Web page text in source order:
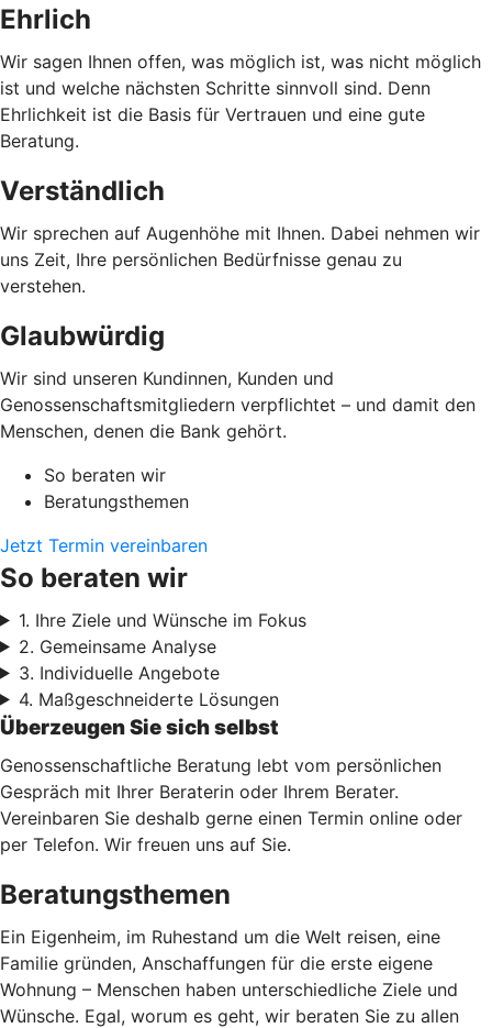
Ehrlich
Wir sagen Ihnen offen, was möglich ist, was nicht möglich
ist und welche nächsten Schritte sinnvoll sind. Denn
Ehrlichkeit ist die Basis für Vertrauen und eine gute
Beratung.
Verständlich
Wir sprechen auf Augenhöhe mit Ihnen. Dabei nehmen wir
uns Zeit, Ihre persönlichen Bedürfnisse genau zu
verstehen.
Glaubwürdig
Wir sind unseren Kundinnen, Kunden und
Genossenschaftsmitgliedern verpflichtet – und damit den
Menschen, denen die Bank gehört.
So beraten wir
Beratungsthemen
Jetzt Termin vereinbaren
So beraten wir
1. Ihre Ziele und Wünsche im Fokus
2. Gemeinsame Analyse
3. Individuelle Angebote
4. Maßgeschneiderte Lösungen
Überzeugen Sie sich selbst
Genossenschaftliche Beratung lebt vom persönlichen
Gespräch mit Ihrer Beraterin oder Ihrem Berater.
Vereinbaren Sie deshalb gerne einen Termin online oder
per Telefon. Wir freuen uns auf Sie.
Beratungsthemen
Ein Eigenheim, im Ruhestand um die Welt reisen, eine
Familie gründen, Anschaffungen für die erste eigene
Wohnung – Menschen haben unterschiedliche Ziele und
Wünsche. Egal, worum es geht, wir beraten Sie zu allen